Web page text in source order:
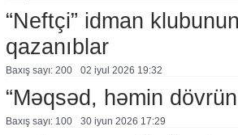
“Neftçi” idman
qazanıblar
Baxış sayı: 200 02 i̇yul 2026 19:32
“Məqsəd, həmin
Baxış sayı: 100 30 i̇yun 2026 17:29